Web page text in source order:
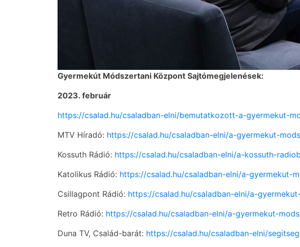
Gyermekút Módszertani Központ Sajtómegjelenések:
2023. február
https://csalad.hu/csaladban-elni/bemutatkozott-a-gyermekut-
MTV Híradó: https://csalad.hu/csaladban-elni/a-gyermekut-
Kossuth Rádió: https://csalad.hu/csaladban-elni/a-kossuth-
Katolikus Rádió: https://csalad.hu/csaladban-elni/a-
Csillagpont Rádió: https://csalad.hu/csaladban-elni/a-
Retro Rádió: https://csalad.hu/csaladban-elni/a-gyermekut-
Duna TV, Család-barát: https://csalad.hu/csaladban-elni/